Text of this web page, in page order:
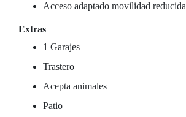
Acceso adaptado movilidad reducida
Extras
1 Garajes
Trastero
Acepta animales
Patio